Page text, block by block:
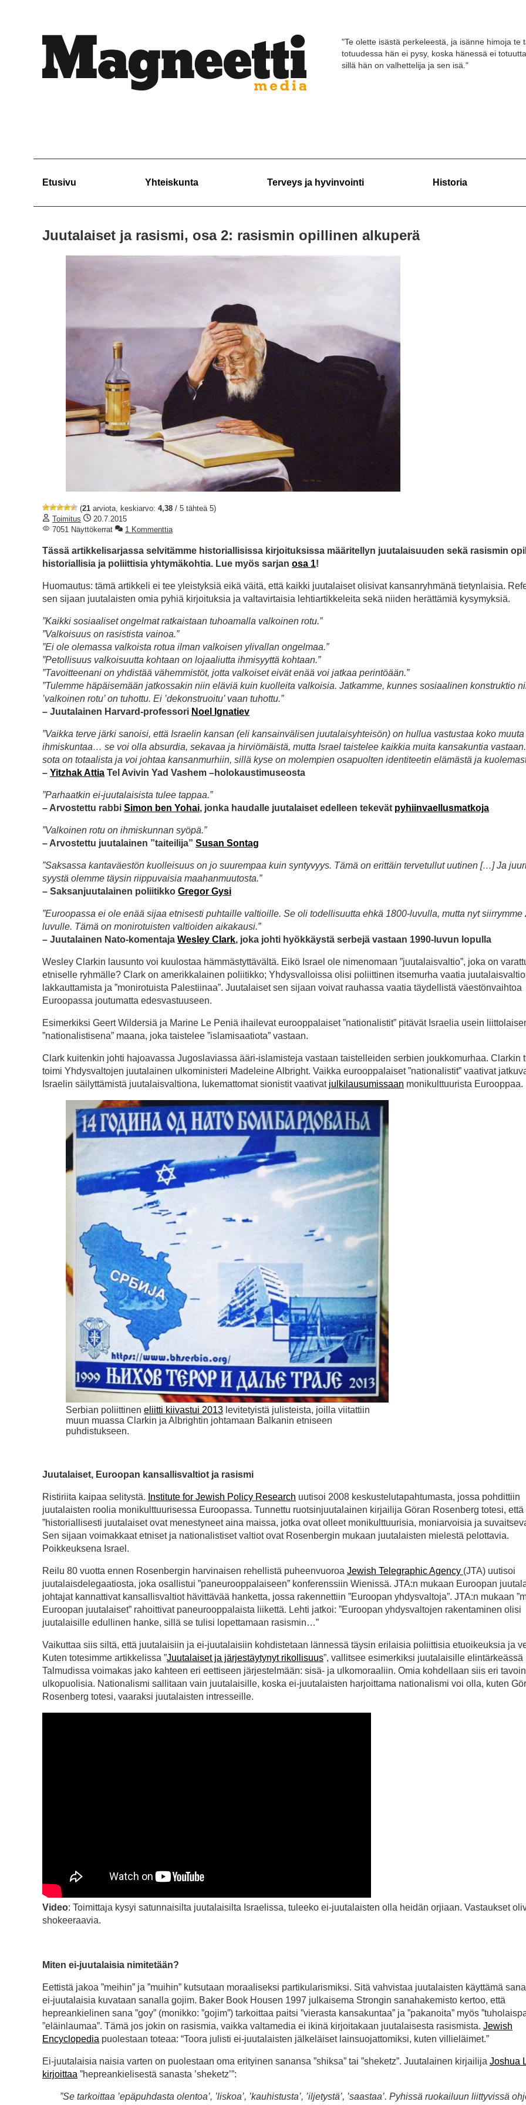
"Te olette isästä perkeleestä, ja isänne himoja
totuudessa hän ei pysy, koska hänessä ei
sillä hän on valhettelija ja sen isä."
Etusivu Yhteiskunta Terveys ja hyvinvointi Historia
Juutalaiset ja rasismi, osa 2: rasismin opillinen alkuperä
(21 arviota, keskiarvo: 4,38 / 5 tähteä 5)
Toimitus
20.7.2015
7051 Näyttökerrat
1 Kommenttia
Tässä artikkelisarjassa selvitämme historiallisissa kirjoituksissa määritellyn juutalaisuuden sekä rasismin
historiallisia ja poliittisia yhtymäkohtia. Lue myös sarjan osa 1!
Huomautus: tämä artikkeli ei tee yleistyksiä eikä väitä, että kaikki juutalaiset olisivat kansanryhmänä tietynlaisia.
sen sijaan juutalaisten omia pyhiä kirjoituksia ja valtavirtaisia lehtiartikkeleita sekä niiden herättämiä kysymyksiä.
”Kaikki sosiaaliset ongelmat ratkaistaan tuhoamalla valkoinen rotu.”
”Valkoisuus on rasistista vainoa.”
”Ei ole olemassa valkoista rotua ilman valkoisen ylivallan ongelmaa.”
”Petollisuus valkoisuutta kohtaan on lojaaliutta ihmisyyttä kohtaan.”
”Tavoitteenani on yhdistää vähemmistöt, jotta valkoiset eivät enää voi jatkaa perintöään.”
”Tulemme häpäisemään jatkossakin niin eläviä kuin kuolleita valkoisia. Jatkamme, kunnes sosiaalinen konstruktio
’valkoinen rotu’ on tuhottu. Ei ’dekonstruoitu’ vaan tuhottu.”
– Juutalainen Harvard-professori Noel Ignatiev
”Vaikka terve järki sanoisi, että Israelin kansan (eli kansainvälisen juutalaisyhteisön) on hullua vastustaa koko muuta
ihmiskuntaa… se voi olla absurdia, sekavaa ja hirviömäistä, mutta Israel taistelee kaikkia muita kansakuntia
sota on totaalista ja voi johtaa kansanmurhiin, sillä kyse on molempien osapuolten identiteetin elämästä ja
– Yitzhak Attia Tel Avivin Yad Vashem –holokaustimuseosta
”Parhaatkin ei-juutalaisista tulee tappaa.”
– Arvostettu rabbi Simon ben Yohai, jonka haudalle juutalaiset edelleen tekevät pyhiinvaellusmatkoja
”Valkoinen rotu on ihmiskunnan syöpä.”
– Arvostettu juutalainen ”taiteilija” Susan Sontag
”Saksassa kantaväestön kuolleisuus on jo suurempaa kuin syntyvyys. Tämä on erittäin tervetullut uutinen […] Ja
syystä olemme täysin riippuvaisia maahanmuutosta.”
– Saksanjuutalainen poliitikko Gregor Gysi
”Euroopassa ei ole enää sijaa etnisesti puhtaille valtioille. Se oli todellisuutta ehkä 1800-luvulla, mutta nyt siirrymme
luvulle. Tämä on monirotuisten valtioiden aikakausi.”
– Juutalainen Nato-komentaja Wesley Clark, joka johti hyökkäystä serbejä vastaan 1990-luvun lopulla
Wesley Clarkin lausunto voi kuulostaa hämmästyttävältä. Eikö Israel ole nimenomaan ”juutalaisvaltio”, joka on
etniselle ryhmälle? Clark on amerikkalainen poliitikko; Yhdysvalloissa olisi poliittinen itsemurha vaatia
lakkauttamista ja ”monirotuista Palestiinaa”. Juutalaiset sen sijaan voivat rauhassa vaatia täydellistä väestönvaihtoa
Euroopassa joutumatta edesvastuuseen.
Esimerkiksi Geert Wildersiä ja Marine Le Peniä ihailevat eurooppalaiset ”nationalistit” pitävät Israelia usein
”nationalistisena” maana, joka taistelee ”islamisaatiota” vastaan.
Clark kuitenkin johti hajoavassa Jugoslaviassa ääri-islamisteja vastaan taistelleiden serbien joukkomurhaa. Clarkin
toimi Yhdysvaltojen juutalainen ulkoministeri Madeleine Albright. Vaikka eurooppalaiset ”nationalistit” vaativat
Israelin säilyttämistä juutalaisvaltiona, lukemattomat sionistit vaativat julkilausumissaan monikulttuurista Eurooppaa.
Serbian poliittinen eliitti kiivastui 2013 levitetyistä julisteista, joilla viitattiin
muun muassa Clarkin ja Albrightin johtamaan Balkanin etniseen
puhdistukseen.
Juutalaiset, Euroopan kansallisvaltiot ja rasismi
Ristiriita kaipaa selitystä. Institute for Jewish Policy Research uutisoi 2008 keskustelutapahtumasta, jossa pohdittiin
juutalaisten roolia monikulttuurisessa Euroopassa. Tunnettu ruotsinjuutalainen kirjailija Göran Rosenberg totesi, että
”historiallisesti juutalaiset ovat menestyneet aina maissa, jotka ovat olleet monikulttuurisia, moniarvoisia ja
Sen sijaan voimakkaat etniset ja nationalistiset valtiot ovat Rosenbergin mukaan juutalaisten mielestä pelottavia.
Poikkeuksena Israel.
Reilu 80 vuotta ennen Rosenbergin harvinaisen rehellistä puheenvuoroa Jewish Telegraphic Agency (JTA) uutisoi
juutalaisdelegaatiosta, joka osallistui ”paneurooppalaiseen” konferenssiin Wienissä. JTA:n mukaan Euroopan
johtajat kannattivat kansallisvaltiot hävittävää hanketta, jossa rakennettiin ”Euroopan yhdysvaltoja”. JTA:n mukaan
Euroopan juutalaiset” rahoittivat paneurooppalaista liikettä. Lehti jatkoi: ”Euroopan yhdysvaltojen rakentaminen olisi
juutalaisille edullinen hanke, sillä se tulisi lopettamaan rasismin…”
Vaikuttaa siis siltä, että juutalaisiin ja ei-juutalaisiin kohdistetaan lännessä täysin erilaisia poliittisia etuoikeuksia ja
Kuten totesimme artikkelissa ”Juutalaiset ja järjestäytynyt rikollisuus”, vallitsee esimerkiksi juutalaisille elintärkeässä
Talmudissa voimakas jako kahteen eri eettiseen järjestelmään: sisä- ja ulkomoraaliin. Omia kohdellaan siis eri
ulkopuolisia. Nationalismi sallitaan vain juutalaisille, koska ei-juutalaisten harjoittama nationalismi voi olla, kuten
Rosenberg totesi, vaaraksi juutalaisten intresseille.
Video: Toimittaja kysyi satunnaisilta juutalaisilta Israelissa, tuleeko ei-juutalaisten olla heidän orjiaan. Vastaukset
shokeeraavia.
Miten ei-juutalaisia nimitetään?
Eettistä jakoa ”meihin” ja ”muihin” kutsutaan moraaliseksi partikularismiksi. Sitä vahvistaa juutalaisten käyttämä
ei-juutalaisia kuvataan sanalla gojim. Baker Book Housen 1997 julkaisema Strongin sanahakemisto kertoo, että
hepreankielinen sana ”goy” (monikko: ”gojim”) tarkoittaa paitsi ”vierasta kansakuntaa” ja ”pakanoita” myös
”eläinlaumaa”. Tämä jos jokin on rasismia, vaikka valtamedia ei ikinä kirjoitakaan juutalaisesta rasismista. Jewish
Encyclopedia puolestaan toteaa: “Toora julisti ei-juutalaisten jälkeläiset lainsuojattomiksi, kuten villieläimet.”
Ei-juutalaisia naisia varten on puolestaan oma erityinen sanansa ”shiksa” tai ”sheketz”. Juutalainen kirjailija Joshua
kirjoittaa ”hepreankielisestä sanasta ’sheketz’”:
”Se tarkoittaa ’epäpuhdasta olentoa’, ’liskoa’, ’kauhistusta’, ’iljetystä’, ’saastaa’. Pyhissä ruokailuun liittyvissä